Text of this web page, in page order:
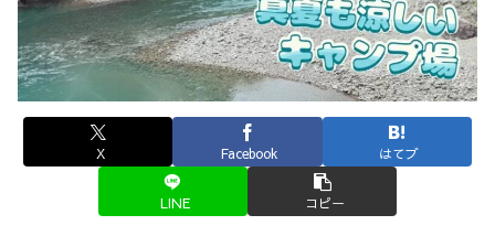
X Facebook はてブ
LINE コピー